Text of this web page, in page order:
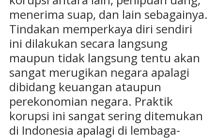
menerima suap, dan lain sebagainya.
Tindakan memperkaya diri sendiri
ini dilakukan secara langsung
maupun tidak langsung tentu akan
sangat merugikan negara apalagi
dibidang keuangan ataupun
perekonomian negara. Praktik
korupsi ini sangat sering ditemukan
di Indonesia apalagi di lembaga-